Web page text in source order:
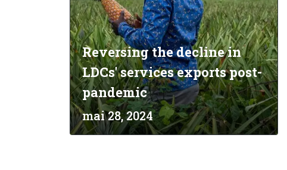
Reversing the decline in
LDCs' services exports post-
pandemic
mai 28, 2024